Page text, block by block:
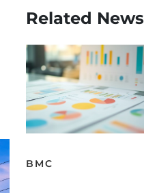
Related News
BMC